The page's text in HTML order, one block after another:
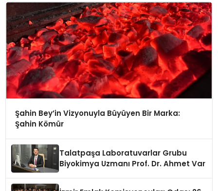
Şahin Bey’in Vizyonuyla Büyüyen Bir Marka:
Şahin Kömür
Talatpaşa Laboratuvarlar Grubu
Biyokimya Uzmanı Prof. Dr. Ahmet Var